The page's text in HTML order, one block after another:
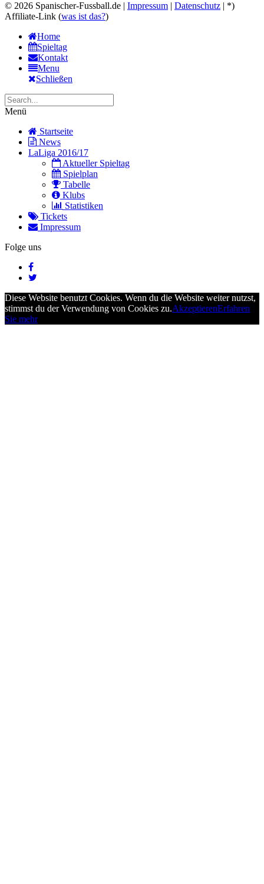
© 2026 Spanischer-Fussball.de | Impressum | Datenschutz | *)
Affiliate-Link (was ist das?)
Home
Spieltag
Kontakt
Menu
Schließen
Menü
Startseite
News
LaLiga 2016/17
Aktueller Spieltag
Spielplan
Tabelle
Klubs
Statistiken
Tickets
Impressum
Folge uns
Diese Website benutzt Cookies. Wenn du die Website weiter nutzst,
stimmst du der Verwendung von Cookies zu.AkzeptierenErfahren
Sie mehr